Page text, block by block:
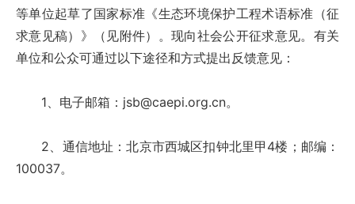
等单位起草了国家标准《生态环境保护工程术语标准（征
求意见稿）》（见附件）。现向社会公开征求意见。有关
单位和公众可通过以下途径和方式提出反馈意见：
1、电子邮箱：jsb@caepi.org.cn。
2、通信地址：北京市西城区扣钟北里甲4楼；邮编：
100037。